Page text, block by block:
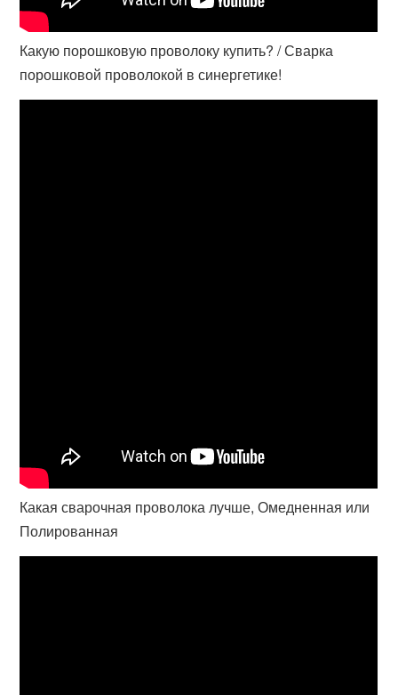
Какую порошковую проволоку купить? / Сварка
порошковой проволокой в синергетике!
Какая сварочная проволока лучше, Омедненная или
Полированная